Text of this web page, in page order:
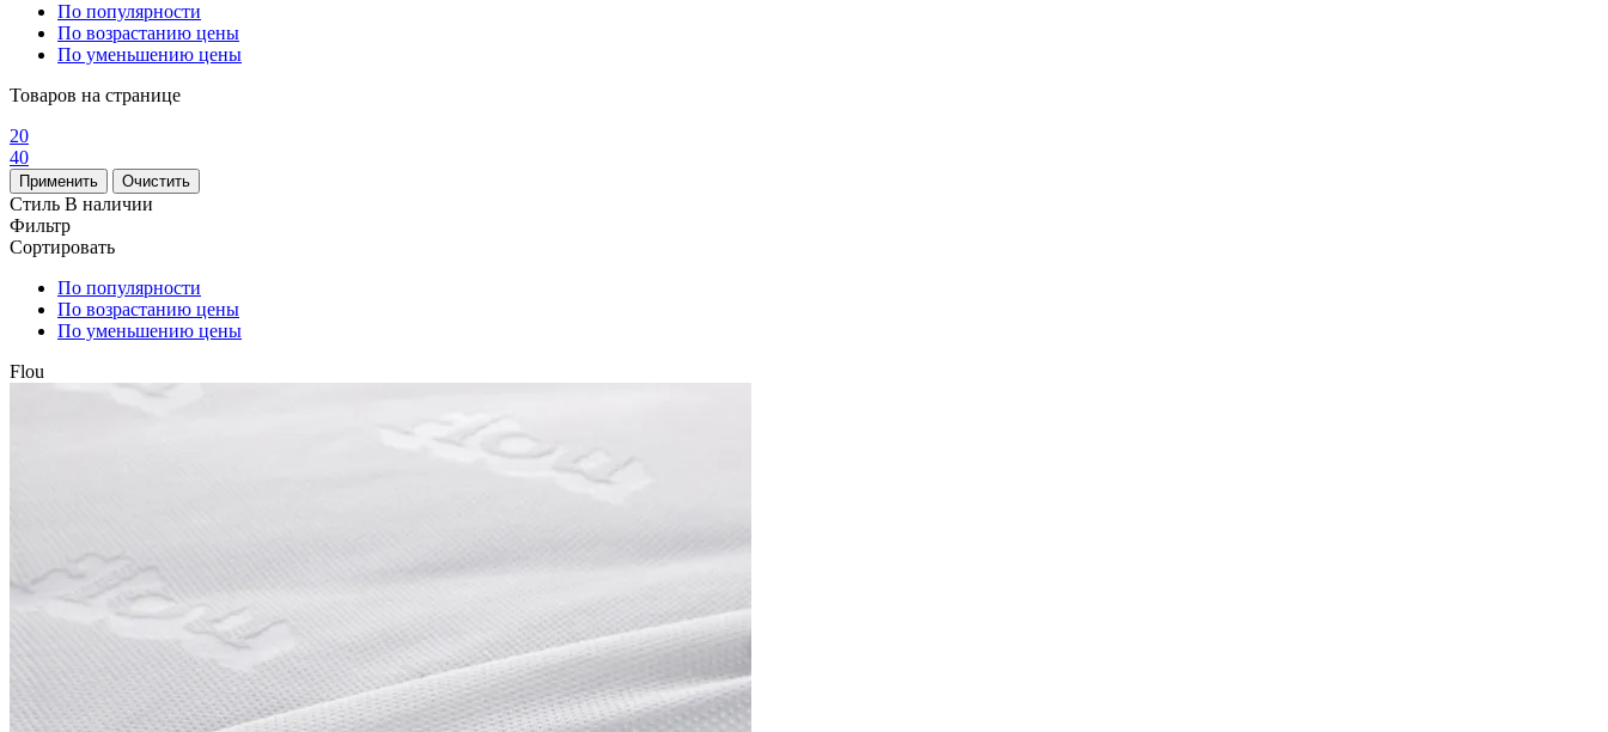
По популярности
По возрастанию цены
По уменьшению цены
Товаров на странице
20
40
Стиль В наличии
Фильтр
Сортировать
По популярности
По возрастанию цены
По уменьшению цены
Flou